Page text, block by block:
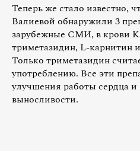
Теперь же стало известно,
Валиевой обнаружили 3
зарубежные СМИ, в крови
триметазидин, L-карнитин
Только триметазидин
употреблению. Все эти
улучшения работы сердца
выносливости.